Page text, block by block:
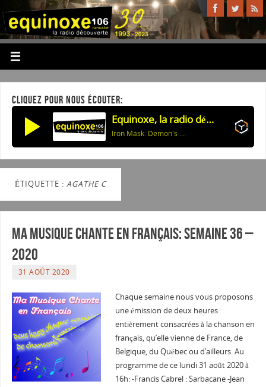
CLIQUEZ POUR NOUS ÉCOUTER:
Equinoxe, la radio découverte
Iron Mask: Demon's Child
ÉTIQUETTE : AGATHE C
Ma musique chante en Français: Semaine 36 –
2020
31 AOÛT 2020
Chaque semaine nous vous proposons
une émission de deux heures
entièrement consacrées à la chanson en
français, qu’elle vienne de France, de
Belgique, du Québec ou d’ailleurs. Au
programme de ce lundi 31 août 2020 à
16h: -Francis Cabrel : Sarbacane -Jean